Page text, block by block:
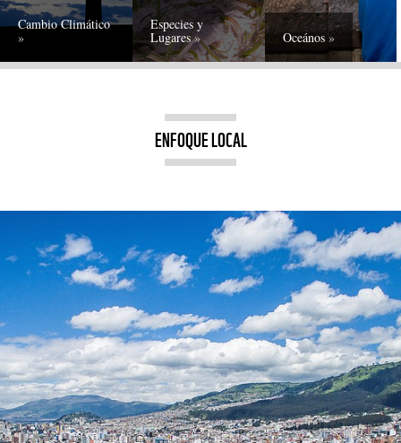
Cambio Climático Especies y
Lugares Oceános
ENFOQUE LOCAL